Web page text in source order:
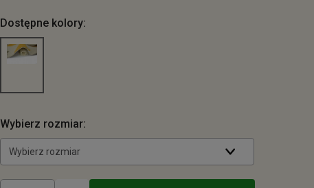
Dostępne kolory:
Wybierz rozmiar:
Wybierz rozmiar